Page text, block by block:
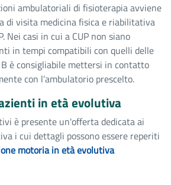
ambulatoriali di fisioterapia avviene
di visita medicina fisica e riabilitativa
Nei casi in cui a CUP non siano
in tempi compatibili con quelli delle
è consigliabile mettersi in contatto
con l’ambulatorio prescelto.
in età evolutiva
è presente un'offerta dedicata ai
i cui dettagli possono essere reperiti
motoria in età evolutiva